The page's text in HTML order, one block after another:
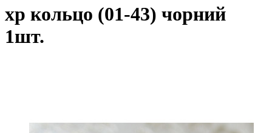
xp кольцо (01-43) чорний
1шт.